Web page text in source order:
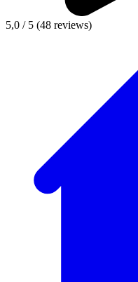
5,0 / 5 (48 reviews)